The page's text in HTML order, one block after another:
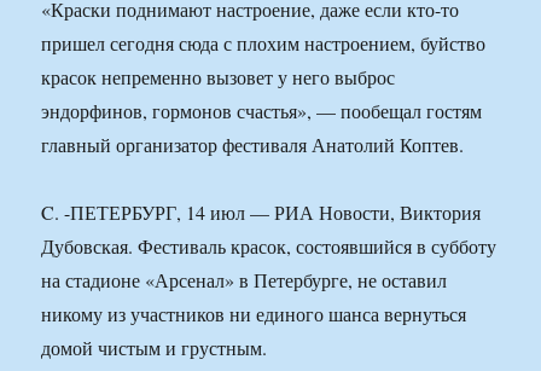
«Краски поднимают настроение, даже если кто-то
пришел сегодня сюда с плохим настроением, буйство
красок непременно вызовет у него выброс
эндорфинов, гормонов счастья», — пообещал гостям
главный организатор фестиваля Анатолий Коптев.
C. -ПЕТЕРБУРГ, 14 июл — РИА Новости, Виктория
Дубовская. Фестиваль красок, состоявшийся в субботу
на стадионе «Арсенал» в Петербурге, не оставил
никому из участников ни единого шанса вернуться
домой чистым и грустным.